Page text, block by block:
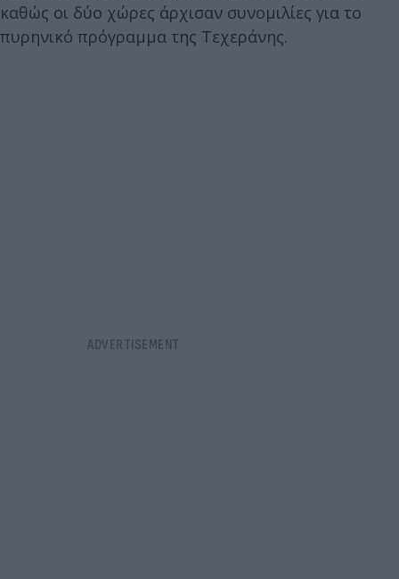
καθώς οι δύο χώρες άρχισαν συνομιλίες για το
πυρηνικό πρόγραμμα της Τεχεράνης.